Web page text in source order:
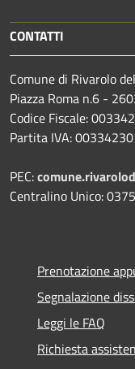
CONTATTI
Comune di Rivarolo
Piazza Roma n.6 -
Codice Fiscale:
Partita IVA:
PEC:
Centralino Unico:
Prenotazione
Segnalazione
Leggi le FAQ
Richiesta